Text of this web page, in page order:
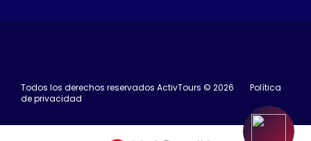
Todos los derechos reservados ActivTours © 2026
Política
de privacidad